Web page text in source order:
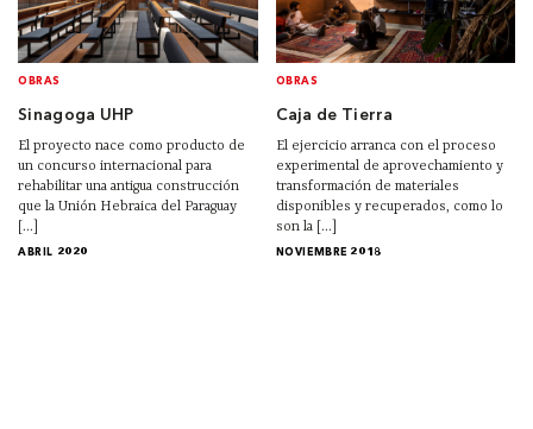
OBRAS
Sinagoga UHP
El proyecto nace como producto de
un concurso internacional para
rehabilitar una antigua construcción
que la Unión Hebraica del Paraguay
[...]
ABRIL 2020
OBRAS
Caja de Tierra
El ejercicio arranca con el proceso
experimental de aprovechamiento y
transformación de materiales
disponibles y recuperados, como lo
son la [...]
NOVIEMBRE 2018